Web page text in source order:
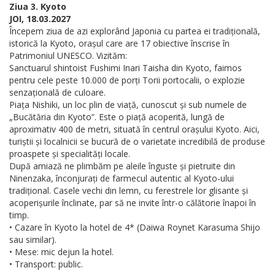
Ziua 3. Kyoto
JOI, 18.03.2027
Începem ziua de azi explorând Japonia cu partea ei tradițională,
istorică la Kyoto, orașul care are 17 obiective înscrise în
Patrimoniul UNESCO. Vizităm:
Sanctuarul shintoist Fushimi Inari Taisha din Kyoto, faimos
pentru cele peste 10.000 de porți Torii portocalii, o explozie
senzațională de culoare.
Piața Nishiki, un loc plin de viață, cunoscut și sub numele de
„Bucătăria din Kyoto”. Este o piață acoperită, lungă de
aproximativ 400 de metri, situată în centrul orașului Kyoto. Aici,
turiștii și localnicii se bucură de o varietate incredibilă de produse
proaspete și specialități locale.
După amiază ne plimbăm pe aleile înguste și pietruite din
Ninenzaka, înconjurați de farmecul autentic al Kyoto-ului
tradițional. Casele vechi din lemn, cu ferestrele lor glisante și
acoperișurile înclinate, par să ne invite într-o călătorie înapoi în
timp.
• Cazare în Kyoto la hotel de 4* (Daiwa Roynet Karasuma Shijo
sau similar).
• Mese: mic dejun la hotel.
• Transport: public.